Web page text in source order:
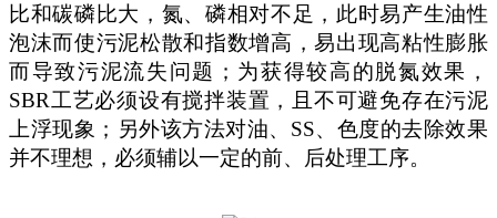
比和碳磷比大，氮、磷相对不足，此时易产生油性
泡沫而使污泥松散和指数增高，易出现高粘性膨胀
而导致污泥流失问题；为获得较高的脱氮效果，
SBR工艺必须设有搅拌装置，且不可避免存在污泥
上浮现象；另外该方法对油、SS、色度的去除效果
并不理想，必须辅以一定的前、后处理工序。